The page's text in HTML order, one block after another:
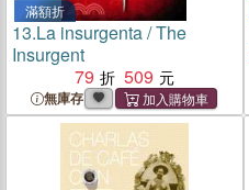
滿額折
13.La insurgenta / The
Insurgent
79
509
無庫存